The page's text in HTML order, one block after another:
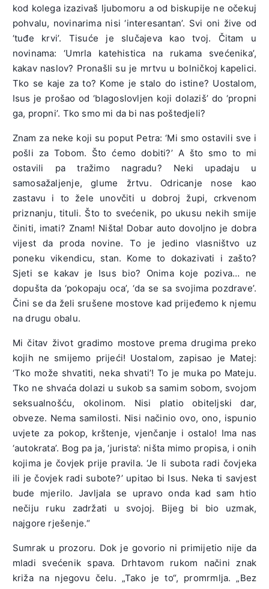
kod kolega izazivaš ljubomoru a od biskupije ne očekuj
pohvalu, novinarima nisi ‘interesantan’. Svi oni žive od
‘tuđe krvi’. Tisuće je slučajeva kao tvoj. Čitam u
novinama: ‘Umrla katehistica na rukama svećenika’,
kakav naslov? Pronašli su je mrtvu u bolničkoj kapelici.
Tko se kaje za to? Kome je stalo do istine? Uostalom,
Isus je prošao od ‘blagoslovljen koji dolaziš’ do ‘propni
ga, propni’. Tko smo mi da bi nas poštedjeli?
Znam za neke koji su poput Petra: ‘Mi smo ostavili sve i
pošli za Tobom. Što ćemo dobiti?’ A što smo to mi
ostavili pa tražimo nagradu? Neki upadaju u
samosažaljenje, glume žrtvu. Odricanje nose kao
zastavu i to žele unovčiti u dobroj župi, crkvenom
priznanju, tituli. Što to svećenik, po ukusu nekih smije
činiti, imati? Znam! Ništa! Dobar auto dovoljno je dobra
vijest da proda novine. To je jedino vlasništvo uz
poneku vikendicu, stan. Kome to dokazivati i zašto?
Sjeti se kakav je Isus bio? Onima koje poziva… ne
dopušta da ‘pokopaju oca’, ‘da se sa svojima pozdrave’.
Čini se da želi srušene mostove kad prijeđemo k njemu
na drugu obalu.
Mi čitav život gradimo mostove prema drugima preko
kojih ne smijemo prijeći! Uostalom, zapisao je Matej:
‘Tko može shvatiti, neka shvati’! To je muka po Mateju.
Tko ne shvaća dolazi u sukob sa samim sobom, svojom
seksualnošću, okolinom. Nisi platio obiteljski dar,
obveze. Nema samilosti. Nisi načinio ovo, ono, ispunio
uvjete za pokop, krštenje, vjenčanje i ostalo! Ima nas
‘autokrata’. Bog pa ja, ‘jurista’: ništa mimo propisa, i onih
kojima je čovjek prije pravila. ‘Je li subota radi čovjeka
ili je čovjek radi subote?’ upitao bi Isus. Neka ti savjest
bude mjerilo. Javljala se upravo onda kad sam htio
nečiju ruku zadržati u svojoj. Bijeg bi bio uzmak,
najgore rješenje.“
Sumrak u prozoru. Dok je govorio ni primijetio nije da
mladi svećenik spava. Drhtavom rukom načini znak
križa na njegovu čelu. „Tako je to“, promrmlja. „Bez